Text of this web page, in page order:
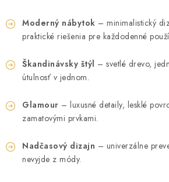
MATRACE
NOČNÉ STOLÍKY
SKRIŇA NA TOPANKY
FAQ - NAJČASTEJŠIE OTÁZKY
Moderný nábytok – minimalistický
praktické riešenia pre každodenné
Škandinávsky štýl – svetlé drevo,
útulnosť v jednom.
Glamour – luxusné detaily, lesklé
zamatovými prvkami.
Nadčasový dizajn – univerzálne
nevyjde z módy.